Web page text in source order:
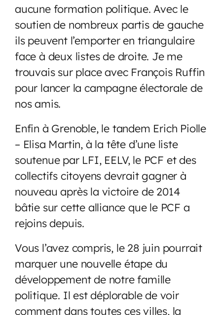
aucune formation politique. Avec le
soutien de nombreux partis de gauche
ils peuvent l’emporter en triangulaire
face à deux listes de droite. Je me
trouvais sur place avec François Ruffin
pour lancer la campagne électorale de
nos amis.
Enfin à Grenoble, le tandem Erich Piolle
– Elisa Martin, à la tête d’une liste
soutenue par LFI, EELV, le PCF et des
collectifs citoyens devrait gagner à
nouveau après la victoire de 2014
bâtie sur cette alliance que le PCF a
rejoins depuis.
Vous l’avez compris, le 28 juin pourrait
marquer une nouvelle étape du
développement de notre famille
politique. Il est déplorable de voir
comment dans toutes ces villes, la